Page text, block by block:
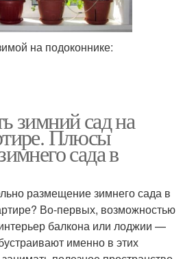
на подоконнике:
зимний сад на
Плюсы
сада в
размещение зимнего сада в
Во-первых, возможностью
балкона или лоджии —
именно в этих